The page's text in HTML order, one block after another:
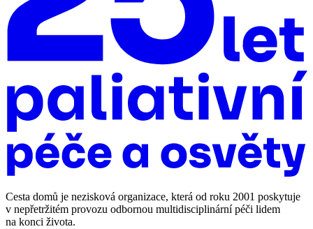
Cesta domů je nezisková organizace, která od roku 2001 poskytuje
v nepřetržitém provozu odbornou multidisciplinární péči lidem
na konci života.